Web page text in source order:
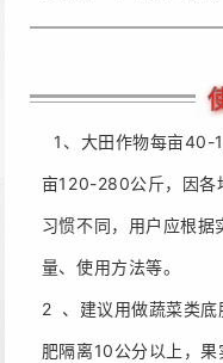
1、大田作物每亩40-
亩120-280公斤，因各
习惯不同，用户应根据
量、使用方法等。
2 、建议用做蔬菜类底
肥隔离10公分以上，果